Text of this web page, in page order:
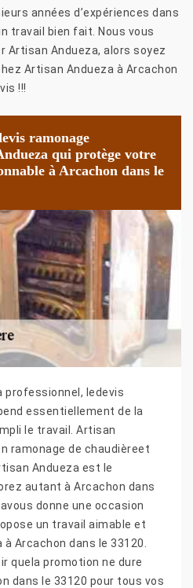
années d’expériences dans
travail bien fait. Nous vous
Artisan Andueza, alors soyez
Artisan Andueza à Arcachon
!!!
ramonage
qui protège votre
à Arcachon dans le
professionnel, ledevis
essentiellement de la
le travail. Artisan
ramonage de chaudièreet
Andueza est le
autant à Arcachon dans
donne une occasion
un travail aimable et
Arcachon dans le 33120.
quela promotion ne dure
dans le 33120 pour tous vos